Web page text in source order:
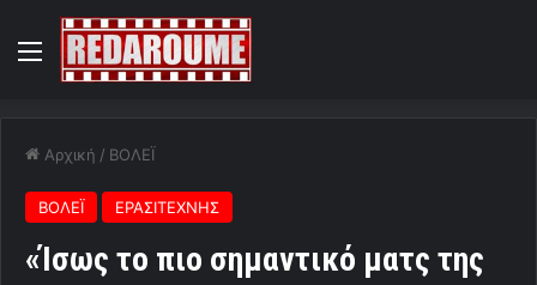
Menu
Αρχική / ΒΟΛΕΪ
ΒΟΛΕΪ ΕΡΑΣΙΤΕΧΝΗΣ
«Ίσως το πιο σημαντικό ματς της